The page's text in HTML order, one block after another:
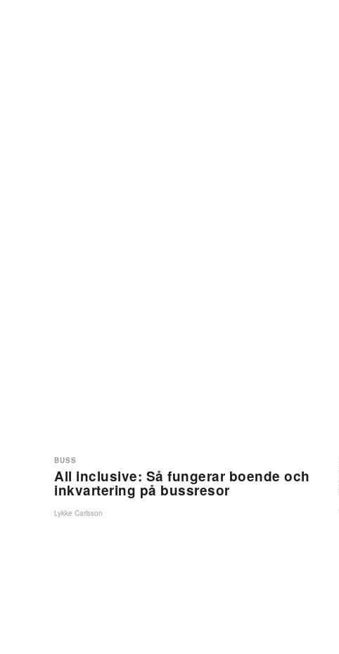
All inclusive: Så fungerar boende och
inkvartering på bussresor
BUSS
Lykke Carlsson